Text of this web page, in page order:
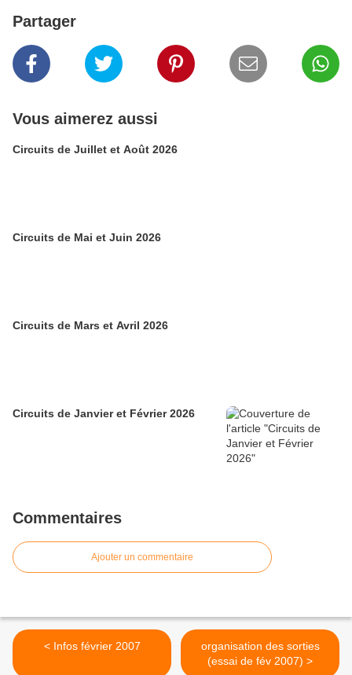
Partager
Vous aimerez aussi
Circuits de Juillet et Août 2026
Circuits de Mai et Juin 2026
Circuits de Mars et Avril 2026
Circuits de Janvier et Février 2026
Commentaires
Ajouter un commentaire
< Infos février 2007
organisation des sorties
(essai de fév 2007) >